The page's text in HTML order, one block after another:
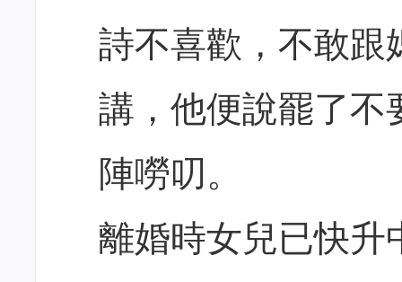
詩不喜歡，不敢跟
講，他便說罷了不
陣嘮叨。
離婚時女兒已快升